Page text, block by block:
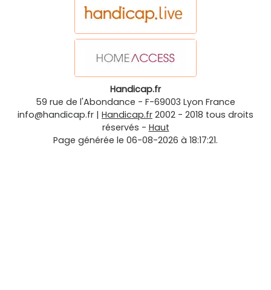
Handicap.fr
59 rue de l'Abondance - F-69003 Lyon France
info@handicap.fr | Handicap.fr 2002 - 2018 tous droits
réservés - Haut
Page générée le 06-08-2026 à 18:17:21.